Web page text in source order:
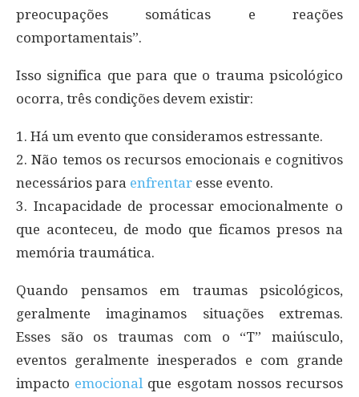
preocupações somáticas e reações
comportamentais”.
Isso significa que para que o trauma psicológico
ocorra, três condições devem existir:
1. Há um evento que consideramos estressante.
2. Não temos os recursos emocionais e cognitivos
necessários para enfrentar esse evento.
3. Incapacidade de processar emocionalmente o
que aconteceu, de modo que ficamos presos na
memória traumática.
Quando pensamos em traumas psicológicos,
geralmente imaginamos situações extremas.
Esses são os traumas com o “T” maiúsculo,
eventos geralmente inesperados e com grande
impacto emocional que esgotam nossos recursos